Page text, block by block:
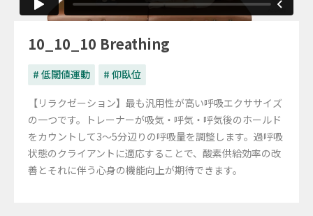
10_10_10 Breathing
# 低閾値運動 # 仰臥位
【リラクゼーション】最も汎用性が高い呼吸エクササイズ
の一つです。トレーナーが吸気・呼気・呼気後のホールド
をカウントして3～5分辺りの呼吸量を調整します。過呼吸
状態のクライアントに適応することで、酸素供給効率の改
善とそれに伴う心身の機能向上が期待できます。